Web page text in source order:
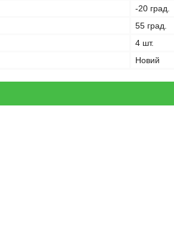
-20 град.
55 град.
4 шт.
Новий